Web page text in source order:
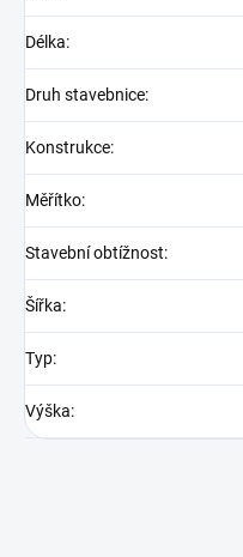
Délka:
Druh stavebnice:
Konstrukce:
Měřítko:
Stavební obtížnost:
Šířka:
Typ:
Výška: